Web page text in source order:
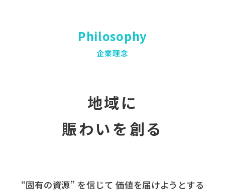
Philosophy
企業理念
地域に
賑わいを創る
“固有の​資源” を​信じて 価値を​届けようとする​